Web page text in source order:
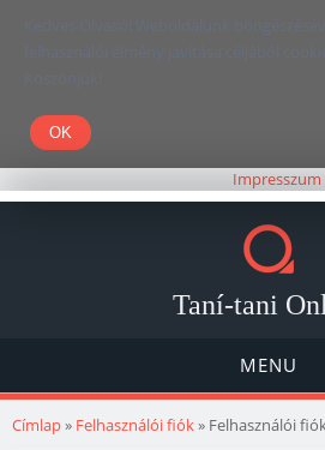
Kedves Olvasó! Weboldalunk
felhasználói élmény javítása céljából
Köszönjük!
Impresszum
Taní-tani
MENU
Jelenlegi hely
Címlap» Felhasználói fiók» Felhasználói